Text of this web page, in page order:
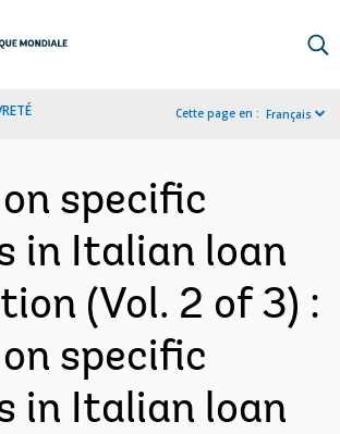
Cette page en : Français
specific
in Italian loan
(Vol. 2 of 3) :
specific
in Italian loan